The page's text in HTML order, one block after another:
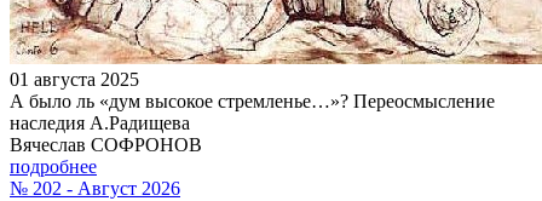
01 августа 2025
А было ль «дум высокое стремленье…»? Переосмысление
наследия А.Радищева
Вячеслав СОФРОНОВ
подробнее
№ 202 - Август 2026